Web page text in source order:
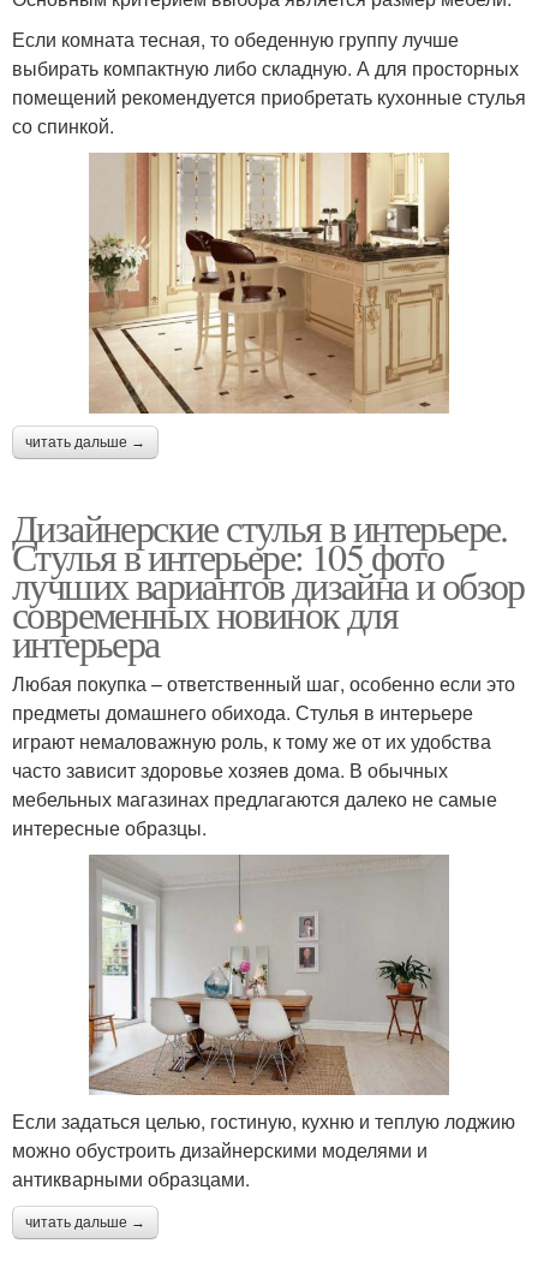
Если комната тесная, то обеденную группу лучше
выбирать компактную либо складную. А для просторных
помещений рекомендуется приобретать кухонные стулья
со спинкой.
читать дальше →
Дизайнерские стулья в интерьере.
Стулья в интерьере: 105 фото
лучших вариантов дизайна и обзор
современных новинок для
интерьера
Любая покупка – ответственный шаг, особенно если это
предметы домашнего обихода. Стулья в интерьере
играют немаловажную роль, к тому же от их удобства
часто зависит здоровье хозяев дома. В обычных
мебельных магазинах предлагаются далеко не самые
интересные образцы.
Если задаться целью, гостиную, кухню и теплую лоджию
можно обустроить дизайнерскими моделями и
антикварными образцами.
читать дальше →